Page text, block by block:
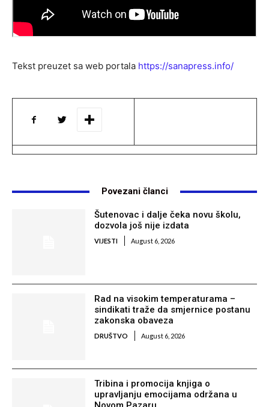
Tekst preuzet sa web portala https://sanapress.info/
Povezani članci
Šutenovac i dalje čeka novu školu,
dozvola još nije izdata
VIJESTI August 6, 2026
Rad na visokim temperaturama –
sindikati traže da smjernice postanu
zakonska obaveza
DRUŠTVO August 6, 2026
Tribina i promocija knjiga o
upravljanju emocijama održana u